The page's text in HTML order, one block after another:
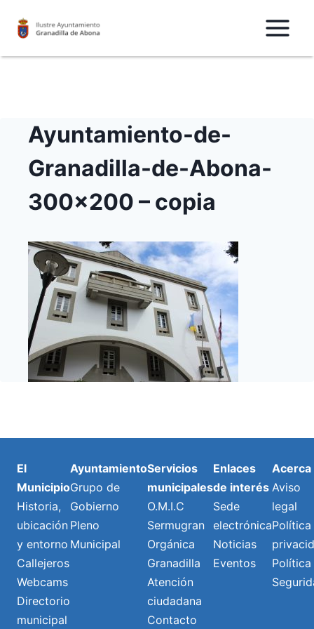
Ayuntamiento-de-
Granadilla-de-Abona-
300×200 – copia
El
Municipio
Historia,
ubicación
y entorno
Callejeros
Webcams
Directorio
municipal
Ayuntamiento
Grupo de
Gobierno
Pleno
Municipal
Servicios
municipales
O.M.I.C
Sermugran
Orgánica
Granadilla
Atención
ciudadana
Contacto
Enlaces
de interés
Sede
electrónica
Noticias
Eventos
Acerca
Aviso
legal
Política
Política